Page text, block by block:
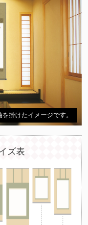
掛けたイメージです。
ズ表